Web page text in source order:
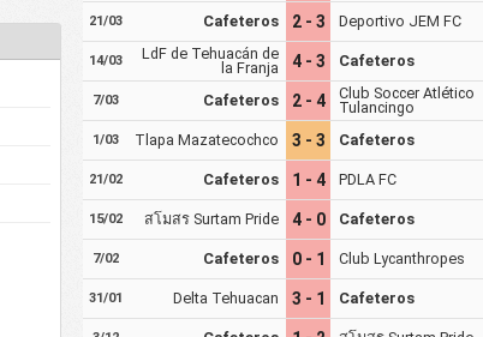
21/03 Cafeteros 2 - 3 Deportivo JEM FC
14/03
LdF de Tehuacán de
la Franja
4 - 3 Cafeteros
7/03 Cafeteros 2 - 4
Club Soccer Atlético
Tulancingo
1/03 Tlapa Mazatecochco 3 - 3 Cafeteros
21/02 Cafeteros 1 - 4 PDLA FC
15/02 สโมสร Surtam Pride 4 - 0 Cafeteros
7/02 Cafeteros 0 - 1 Club Lycanthropes
31/01 Delta Tehuacan 3 - 1 Cafeteros